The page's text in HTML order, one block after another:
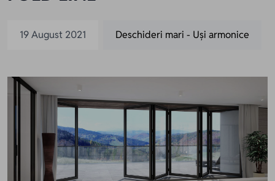
19 August 2021 Deschideri mari - Uși armonice